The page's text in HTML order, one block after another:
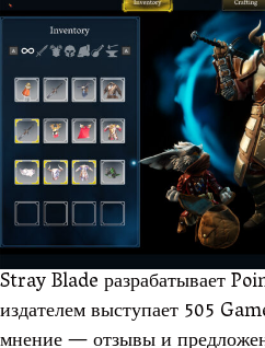
Stray Blade разрабатывает
издателем выступает 505